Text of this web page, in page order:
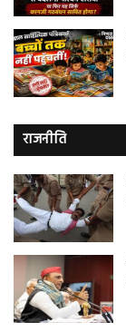
राजनीति